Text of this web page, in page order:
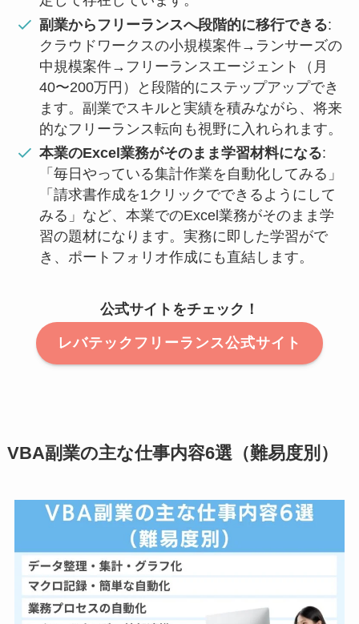
副業からフリーランスへ段階的に移行できる:
クラウドワークスの小規模案件→ランサーズの
中規模案件→フリーランスエージェント（月
40〜200万円）と段階的にステップアップでき
ます。副業でスキルと実績を積みながら、将来
的なフリーランス転向も視野に入れられます。
本業のExcel業務がそのまま学習材料になる:
「毎日やっている集計作業を自動化してみる」
「請求書作成を1クリックでできるようにして
みる」など、本業でのExcel業務がそのまま学
習の題材になります。実務に即した学習がで
き、ポートフォリオ作成にも直結します。
公式サイトをチェック！
レバテックフリーランス公式サイト
VBA副業の主な仕事内容6選（難易度別）